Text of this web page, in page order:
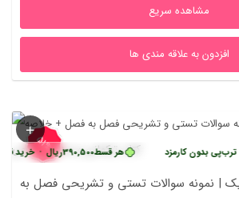
مشاهده سریع
افزدون به علاقه مندی ها
51% هر قسط390,500ریال • خرید قسطی با کارمزد
| نمونه سوالات تستی و تشریحی فصل به